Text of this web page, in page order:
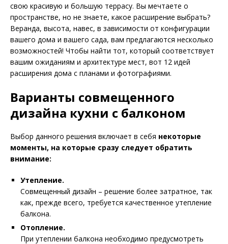
свою красивую и большую террасу. Вы мечтаете о
пространстве, но не знаете, какое расширение выбрать?
Веранда, высота, навес, в зависимости от конфигурации
вашего дома и вашего сада, вам предлагаются несколько
возможностей! Чтобы найти тот, который соответствует
вашим ожиданиям и архитектуре мест, вот 12 идей
расширения дома с планами и фотографиями.
Варианты совмещенного
дизайна кухни с балконом
Выбор данного решения включает в себя некоторые
моменты, на которые сразу следует обратить
внимание:
Утепление.
Совмещенный дизайн – решение более затратное, так
как, прежде всего, требуется качественное утепление
балкона.
Отопление.
При утеплении балкона необходимо предусмотреть